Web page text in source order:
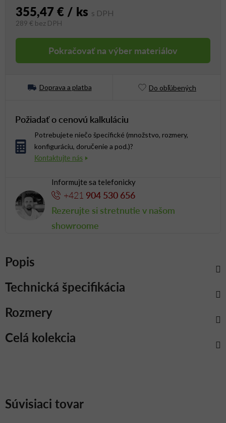
355,47 € / ks
289 € bez DPH
Pokračovať na výber materiálov
Doprava a platba Do obľúbených
Požiadať o cenovú kalkuláciu
Potrebujete niečo špecifické (množstvo, rozmery,
konfiguráciu, doručenie a pod.)?
Informujte sa telefonicky
+421 904 530 656
Rezerujte si stretnutie v našom
showroome
Popis
Celá kolekcia
Rozmery
Technická špecifikácia
Súvisiaci tovar